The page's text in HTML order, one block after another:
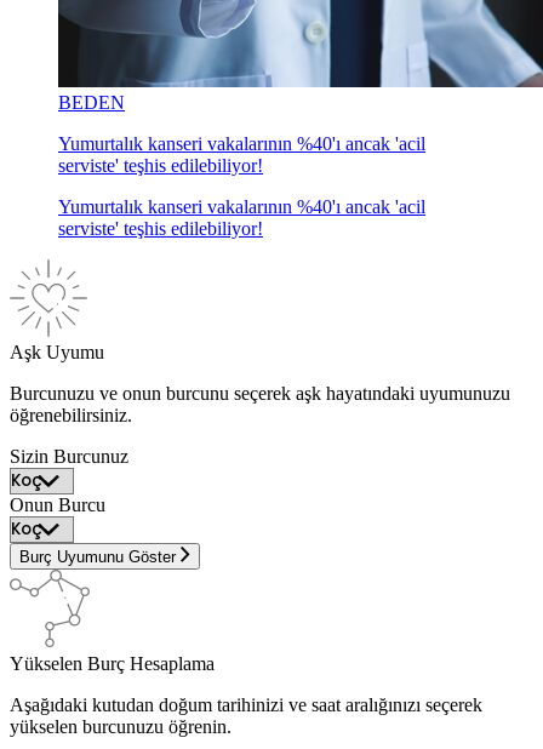
BEDEN
Yumurtalık kanseri vakalarının %40'ı ancak 'acil
serviste' teşhis edilebiliyor!
Yumurtalık kanseri vakalarının %40'ı ancak 'acil
serviste' teşhis edilebiliyor!
Aşk Uyumu
Burcunuzu ve onun burcunu seçerek aşk hayatındaki uyumunuzu
öğrenebilirsiniz.
Sizin Burcunuz
Onun Burcu
Burç Uyumunu Göster
Yükselen Burç Hesaplama
Aşağıdaki kutudan doğum tarihinizi ve saat aralığınızı seçerek
yükselen burcunuzu öğrenin.